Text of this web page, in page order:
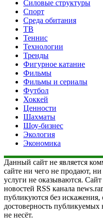
Силовые структуры
Спорт
Среда обитания
ТВ
Теннис
Технологии
Тренды
Фигурное катание
Фильмы
Фильмы и сериалы
Футбол
Хоккей
Ценности
Шахматы
Шоу-бизнес
Экология
Экономика
Данный сайт не является
сайте ни чего не продают,
услуги не оказываются. Сайт
новостей RSS канала
публикуются без искажения,
достоверность
не несёт.